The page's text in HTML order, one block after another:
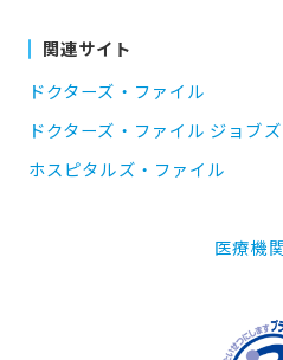
関連サイト
ドクターズ・ファイル
ドクターズ・ファイル ジョブズ
ホスピタルズ・ファイル
医療機